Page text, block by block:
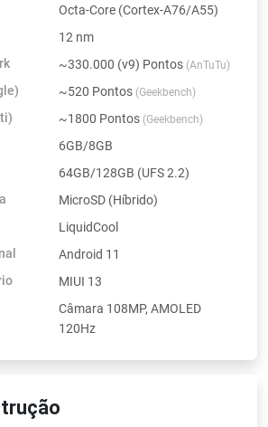
Octa-Core (Cortex-A76/A55)
12 nm
~330.000 (v9) Pontos (AnTuTu)
~520 Pontos (Geekbench)
~1800 Pontos (Geekbench)
6GB/8GB
64GB/128GB (UFS 2.2)
MicroSD (Híbrido)
LiquidCool
Android 11
MIUI 13
Câmara 108MP, AMOLED
120Hz